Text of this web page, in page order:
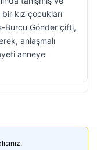
kız çocukları
Burcu Gönder çifti,
anlaşmalı
anneye